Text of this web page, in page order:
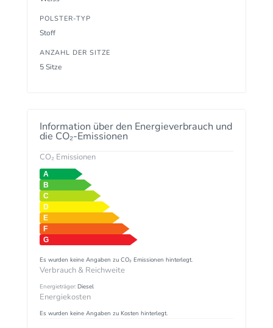
POLSTER-TYP
Stoff
ANZAHL DER SITZE
5 Sitze
Information über den Energieverbrauch und
die CO₂-Emissionen
CO₂ Emissionen
Es wurden keine Angaben zu CO₂ Emissionen hinterlegt.
Verbrauch & Reichweite
Energieträger:Diesel
Energiekosten
Es wurden keine Angaben zu Kosten hinterlegt.